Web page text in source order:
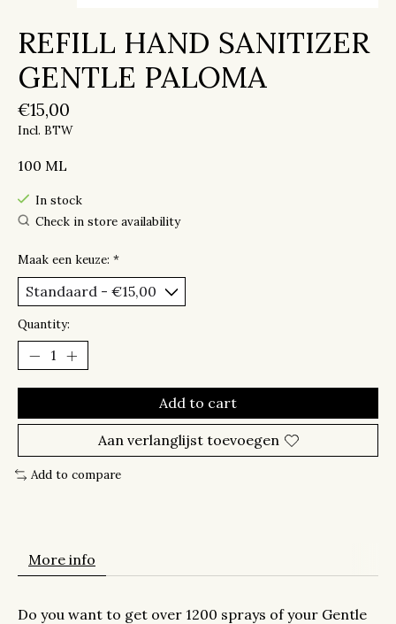
REFILL HAND SANITIZER
GENTLE PALOMA
€15,00
Incl. BTW
100 ML
In stock
Check in store availability
Maak een keuze: *
Quantity:
Add to cart
Aan verlanglijst toevoegen
Add to compare
More info
Do you want to get over 1200 sprays of your Gentle